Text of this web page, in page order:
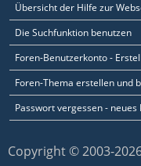
Übersicht der Hilfe zur
Die Suchfunktion benutzen
Foren-Benutzerkonto -
Foren-Thema erstellen und
Passwort vergessen -
Copyright © 2003-